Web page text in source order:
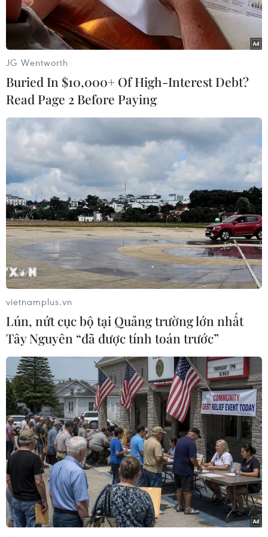
Trong năm 2016, cả nước đã xảy ra gần 50 vụ việc
gây ô nhiễm môi trường, gây bức xúc, nổi cộm
được dư luận quan tâm, phản ánh.
Play
Video
Phần lớn các vụ việc, sự cố gây ô nhiễm môi
trường điển hình là gây ô nhiễm nguồn nước do
cố tình xả thải các chất thải có chứa các chất có
hóa chất độc hại, trong đó có nhiều vụ việc có
tính chất nghiêm trọng như vụ việc gây cá chết
hàng loạt tại các tỉnh miền Trung; cá chết hàng
loạt trên sông Bưởi, sông Chà Và, sông Đồng
Nai.../.
(VNews)
JG Wentworth
Buried In $10,000+ Of High-Interest Debt?
Read Page 2 Before Paying
vietnamplus.vn
Lún, nứt cục bộ tại Quảng trường lớn nhất
Tây Nguyên “đã được tính toán trước”